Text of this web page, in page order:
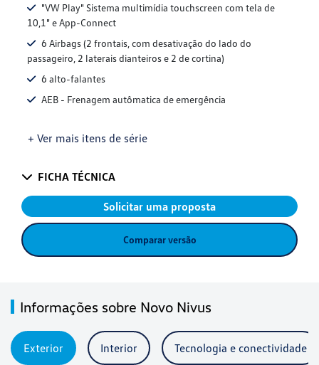
"VW Play" Sistema multimídia touchscreen com tela de
10,1" e App-Connect
6 Airbags (2 frontais, com desativação do lado do
passageiro, 2 laterais dianteiros e 2 de cortina)
6 alto-falantes
AEB - Frenagem autômatica de emergência
+ Ver mais itens de série
FICHA TÉCNICA
Solicitar uma proposta
Comparar versão
Informações sobre Novo Nivus
Exterior Interior Tecnologia e conectividade